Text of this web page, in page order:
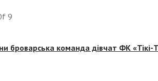
9
броварська команда дівчат ФК